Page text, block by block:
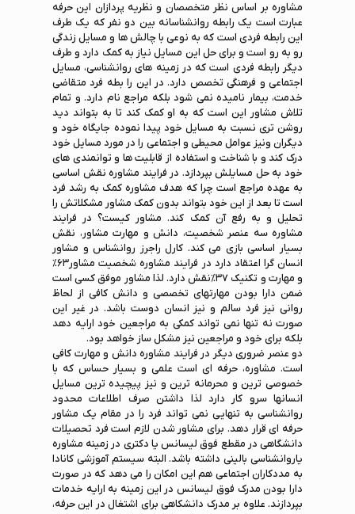
مشاوره بر اساس نظر متخصصان و نظریه پردازان این حرفه
عبارت است یک رابطه روانشناسانه بین دو نفر که یک طرف
این رابطه فردی است که به نوعی با چالش ها و مسایل زندگی
رو به رو است و برای حل این مسایل نیاز به کمک دارد و طرف
دیگر رابطه فردی است که در زمینه های روانشناسی، مسایل
اجتماعی و فرهنگی تخصص دارد. در این را بطه فرد متقاضی
خدمت، بیمار نامیده نمی شود بلکه مراجع نام دارد. و تمام
تلاش مشاور این است که به او کمک کند تا به بتواند دید
روشن تری نسبت به مسایل خود پیدا نموده جایگاه خود و
دیگران ونیز عوامل محیطی و اجتماعی را در مورد مسایل خود
درک کند و با شناخت و استفاده از قابلیت ها و توانمندی های
خود به حل مسایلش بپردازد. در فرایند مشاوره نقش اساسی
به عهده مراجع است چرا که هدف مشاوره کمک به رشد فرد
است تا بعد از این خود بتواند بدون کمک مشاور مشکلاتش را
تحلیل و به رفع آن کمک کند. مشاور کیست؟ در فرایند
مشاوره سه عنصر شخصیت، دانش و مهارت مشاور، نقش
بسیار اساسی بازی می کند. کارل راجرز روانشناس و مشاور
انسان گرا اعتقاد دارد در فرایند مشاوره شخصیت مشاور۶۳%
و مهارت و تکنیک ۳۷%نقش دارد. لذا مشاور موفق کسی است
ضمن دارا بودن مهارتهای تخصصی و دانش کافی از لحاظ
روانی نیز فرد سالم و نیز انسان دوست باشد. در غیر این
صورت نه تنها نمی تواند کمکی به مراجعین خود ارایه دهد
بلکه برای خود و مراجعین نیز مشکل ساز خواهد بود.
دو عنصر ضروری دیگر در فرایند مشاوره دانش و مهارت کافی
است. مشاوره، حرفه ای است علمی و بسیار حساس که با
خصوصی ترین و محرمانه ترین و نیز پیچیده ترین مسایل
انسانها سرو کار دارد لذا داشتن صرف اطلاعات محدود
روانشناسی به تنهایی نمی تواند فرد را در مقام یک مشاور
حرفه ای قرار دهد. برای مشاور شدن لازم است فرد تحصیلات
دانشگاهی در مقطع فوق لیسانس یا دکتری در زمینه مشاوره
یاروانشناسی بالینی داشته باشد. البته سیستم آموزشی کانادا
به مددکاران اجتماعی هم این امکان را می دهد که در صورت
دارا بودن مدرک فوق لیسانس در این زمینه به ارایه خدمات
بپردازند. علاوه بر مدرک دانشکاهی برای اشتغال در این حرفه،